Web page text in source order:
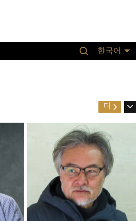
한국어
더